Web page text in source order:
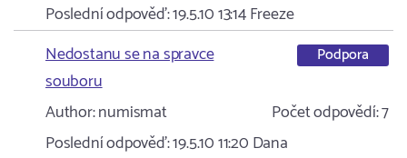
Poslední odpověď:19.5.10 13:14Freeze
Nedostanu se na spravce
souboru
Podpora
Author:numismat Počet odpovědí:7
Poslední odpověď:19.5.10 11:20 Dana